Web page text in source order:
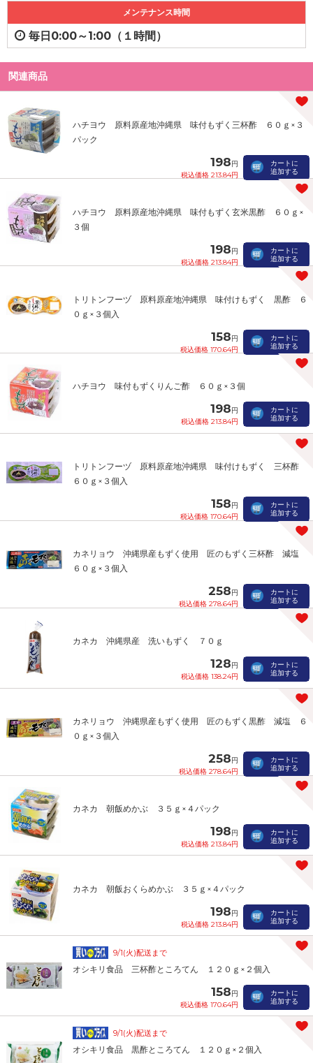
メンテナンス時間
毎日0:00～1:00（１時間）
関連商品
ハチヨウ 原料原産地沖縄県 味付もずく三杯酢 ６０ｇ×３
パック
198円
税込価格 213.84円
カートに
追加する
ハチヨウ 原料原産地沖縄県 味付もずく玄米黒酢 ６０ｇ×
３個
198円
税込価格 213.84円
カートに
追加する
トリトンフーヅ 原料原産地沖縄県 味付けもずく 黒酢 ６
０ｇ×３個入
158円
税込価格 170.64円
カートに
追加する
ハチヨウ 味付もずくりんご酢 ６０ｇ×３個
198円
税込価格 213.84円
カートに
追加する
トリトンフーヅ 原料原産地沖縄県 味付けもずく 三杯酢
６０ｇ×３個入
158円
税込価格 170.64円
カートに
追加する
カネリョウ 沖縄県産もずく使用 匠のもずく三杯酢 減塩
６０ｇ×３個入
258円
税込価格 278.64円
カートに
追加する
カネカ 沖縄県産 洗いもずく ７０ｇ
128円
税込価格 138.24円
カートに
追加する
カネリョウ 沖縄県産もずく使用 匠のもずく黒酢 減塩 ６
０ｇ×３個入
258円
税込価格 278.64円
カートに
追加する
カネカ 朝飯めかぶ ３５ｇ×４パック
198円
税込価格 213.84円
カートに
追加する
カネカ 朝飯おくらめかぶ ３５ｇ×４パック
198円
税込価格 213.84円
カートに
追加する
9/1(火)配送まで
オシキリ食品 三杯酢ところてん １２０ｇ×２個入
158円
税込価格 170.64円
カートに
追加する
9/1(火)配送まで
オシキリ食品 黒酢ところてん １２０ｇ×２個入